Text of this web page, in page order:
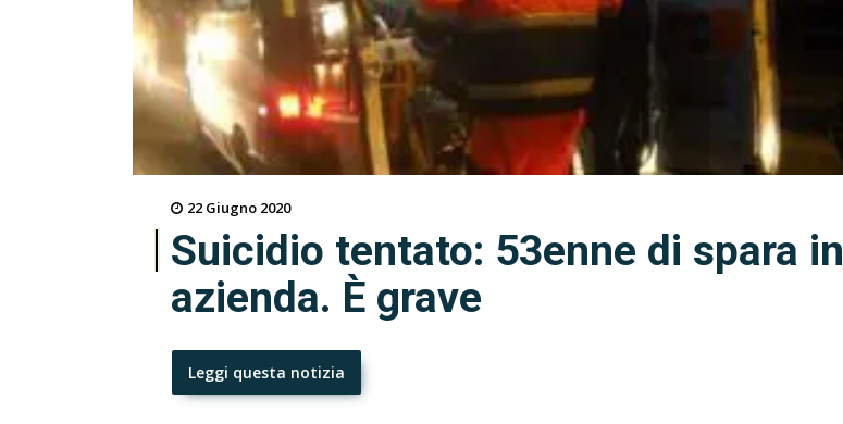
22 Giugno 2020
Suicidio tentato: 53enne di spara in
azienda. È grave
Leggi questa notizia